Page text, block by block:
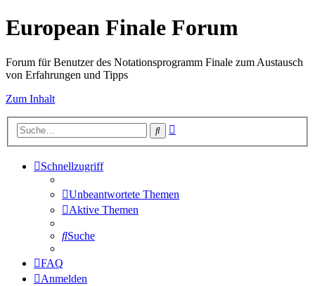
European Finale Forum
Forum für Benutzer des Notationsprogramm Finale zum Austausch
von Erfahrungen und Tipps
Zum Inhalt
Suche
Schnellzugriff
Unbeantwortete Themen
Aktive Themen
Suche
FAQ
Anmelden